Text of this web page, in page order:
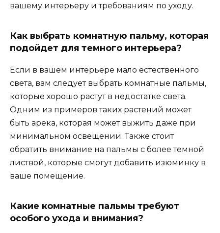
вашему интерьеру и требованиям по уходу.
Как выбрать комнатную пальму, которая
подойдет для темного интерьера?
Если в вашем интерьере мало естественного
света, вам следует выбрать комнатные пальмы,
которые хорошо растут в недостатке света.
Одним из примеров таких растений может
быть арека, которая может выжить даже при
минимальном освещении. Также стоит
обратить внимание на пальмы с более темной
листвой, которые смогут добавить изюминку в
ваше помещение.
Какие комнатные пальмы требуют
особого ухода и внимания?